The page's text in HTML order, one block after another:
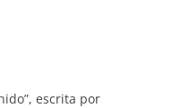
escrita por